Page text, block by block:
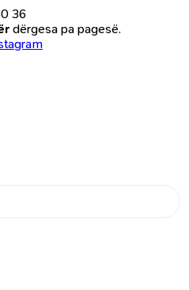
36
dërgesa pa pagesë.